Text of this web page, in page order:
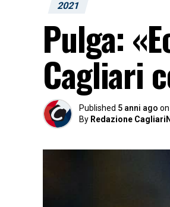
2021
Pulga:
Cagliari
Published 5 anni ago on
By Redazione